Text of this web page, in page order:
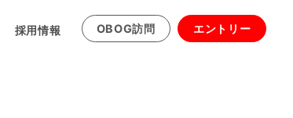
採用情報 OBOG訪問 エントリー